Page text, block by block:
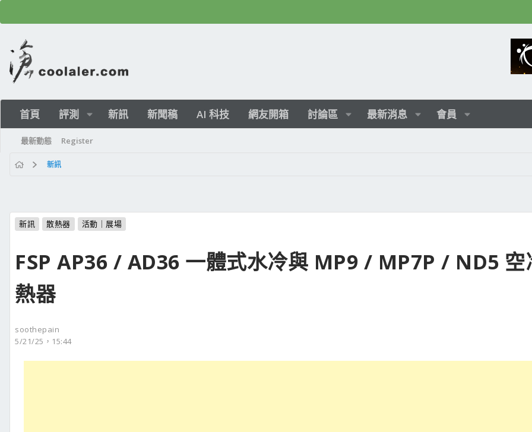
首頁 評測 新訊 新聞稿 AI 科技 網友開箱 討論區 最新消息 會員
最新動態 Register
新訊
新訊 散熱器 活動｜展場
FSP AP36 / AD36 一體式水冷與 MP9 / MP7P / ND5 空
熱器
soothepain
5/21/25，15:44